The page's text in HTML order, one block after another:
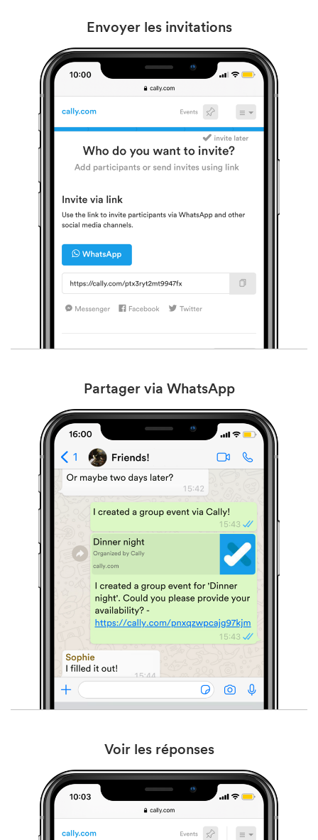
Envoyer les invitations
Partager via WhatsApp
Voir les réponses